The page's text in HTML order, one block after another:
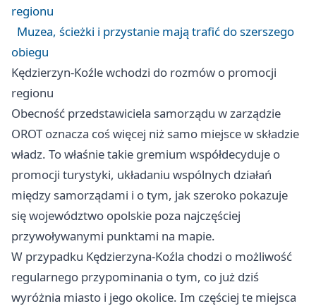
regionu
Muzea, ścieżki i przystanie mają trafić do szerszego
obiegu
Kędzierzyn-Koźle wchodzi do rozmów o promocji
regionu
Obecność przedstawiciela samorządu w zarządzie
OROT oznacza coś więcej niż samo miejsce w składzie
władz. To właśnie takie gremium współdecyduje o
promocji turystyki, układaniu wspólnych działań
między samorządami i o tym, jak szeroko pokazuje
się województwo opolskie poza najczęściej
przywoływanymi punktami na mapie.
W przypadku Kędzierzyna-Koźla chodzi o możliwość
regularnego przypominania o tym, co już dziś
wyróżnia miasto i jego okolice. Im częściej te miejsca